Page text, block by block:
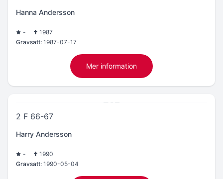
Hanna Andersson
-
1987
Gravsatt: 1987-07-17
Mer information
2 F 66-67
Harry Andersson
-
1990
Gravsatt: 1990-05-04